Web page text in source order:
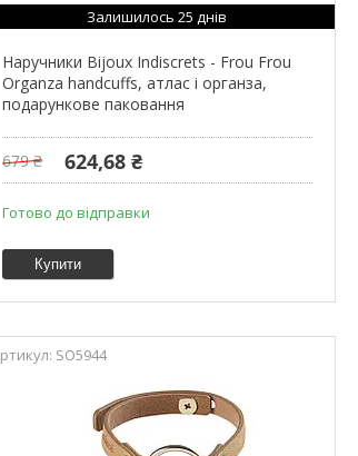
Залишилось 25 днів
Наручники Bijoux Indiscrets - Frou Frou
Organza handcuffs, атлас і органза,
подарункове паковання
679 ₴ 624,68 ₴
Готово до відправки
Купити
SO5944